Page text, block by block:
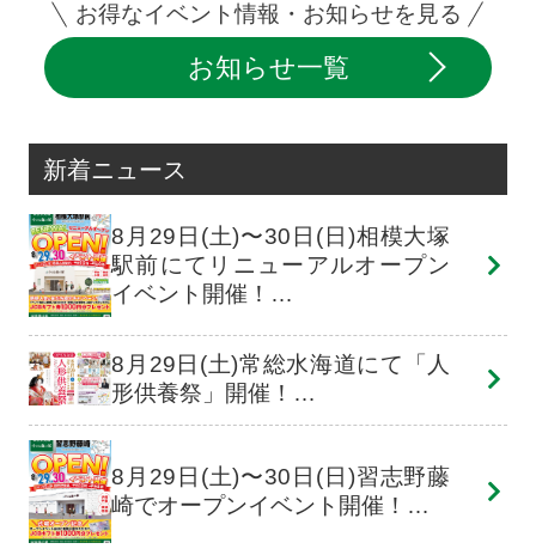
お得なイベント情報・お知らせを見る
お知らせ一覧
新着ニュース
8月29日(土)〜30日(日)相模大塚
駅前にてリニューアルオープン
イベント開催！…
8月29日(土)常総水海道にて「人
形供養祭」開催！…
8月29日(土)〜30日(日)習志野藤
崎でオープンイベント開催！…